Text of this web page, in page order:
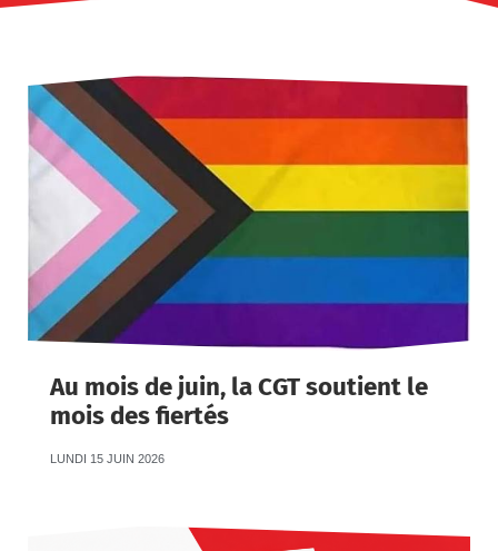
Au mois de juin, la CGT soutient le
mois des fiertés
LUNDI 15 JUIN 2026